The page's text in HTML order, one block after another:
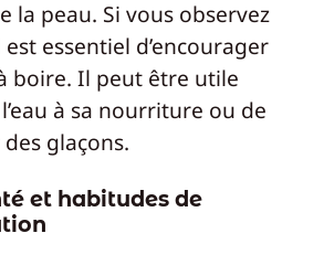
la peau. Si vous observez
est essentiel d’encourager
boire. Il peut être utile
à sa nourriture ou de
glaçons.
et habitudes de